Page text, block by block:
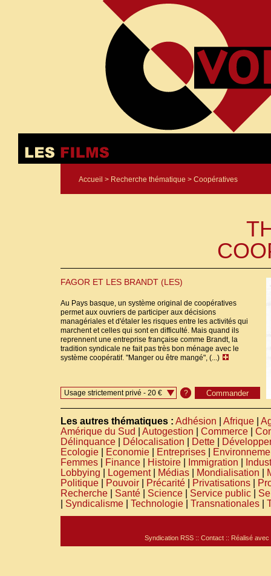
Accueil > Recherche thématique > Coopératives
FAGOR ET LES BRANDT (LES)
Au Pays basque, un système original de coopératives
permet aux ouvriers de participer aux décisions
managériales et d'étaler les risques entre les activités qui
marchent et celles qui sont en difficulté. Mais quand ils
reprennent une entreprise française comme Brandt, la
tradition syndicale ne fait pas très bon ménage avec le
système coopératif. "Manger ou être mangé", (...)
Usage strictement privé - 20 € ?
Les autres thématiques : Adhésion | Afrique |
Amérique du Sud | Autogestion | Commerce |
Délinquance | Délocalisation | Dette |
Ecologie | Economie | Entreprises |
Femmes | Finance | Histoire | Immigration |
Lobbying | Logement| Médias | Mondialisation |
Politique | Pouvoir | Précarité | Privatisations |
Recherche | Santé | Science | Service public |
| Syndicalisme | Technologie | Transnationales |
Syndication RSS :: Contact :: Réalisé avec